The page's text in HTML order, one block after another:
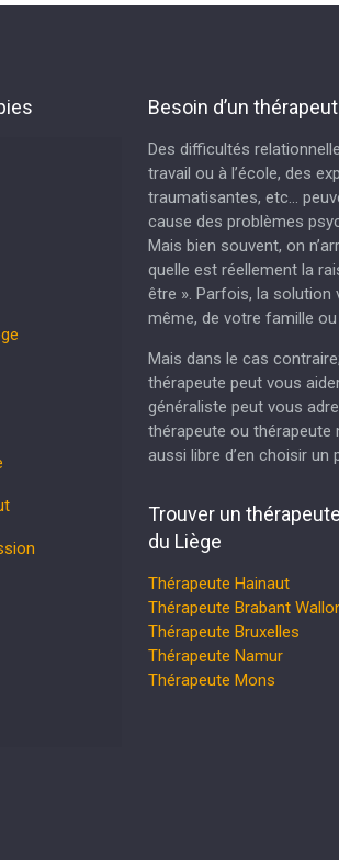
Besoin d’un
Des difficultés
travail ou à l’école, des
traumatisantes, etc…
cause des problèmes
Mais bien souvent, on
quelle est réellement la
être ». Parfois, la solution
même, de votre famille
Mais dans le cas
thérapeute peut vous
généraliste peut vous
thérapeute ou thérapeute
aussi libre d’en choisir un
Trouver un
du Liège
Thérapeute Hainaut
Thérapeute Brabant
Thérapeute Bruxelles
Thérapeute Namur
Thérapeute Mons